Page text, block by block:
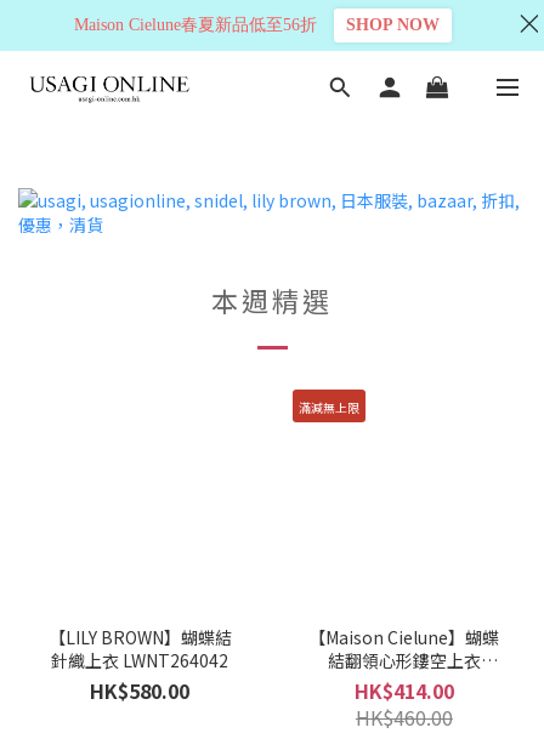
本週精選
【LILY BROWN】蝴蝶結
針織上衣 LWNT264042
HK$580.00
滿減無上限
【Maison Cielune】蝴蝶
結翻領心形鏤空上衣
MWBD262677
HK$414.00
HK$460.00
Maison Cielune春夏新品低至56折 SHOP NOW